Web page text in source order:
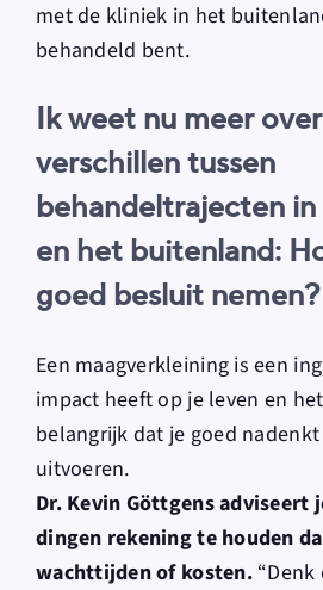
met de kliniek in het
behandeld bent.
Ik weet nu meer
verschillen tussen
behandeltrajecten
en het buitenland:
goed besluit nemen?
Een maagverkleining is een
impact heeft op je leven en
belangrijk dat je goed
uitvoeren.
Dr. Kevin Göttgens adviseert
dingen rekening te houden
wachttijden of kosten.“Denk